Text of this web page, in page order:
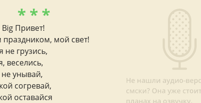
* * *
Привет!
мой свет!
не грузись,
веселись,
не унывай,
согревай,
оставайся